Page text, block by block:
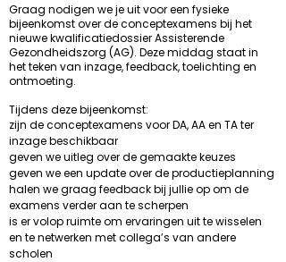
Graag nodigen we je uit voor een fysieke
bijeenkomst over de conceptexamens bij het
nieuwe kwalificatiedossier Assisterende
Gezondheidszorg (AG). Deze middag staat in
het teken van inzage, feedback, toelichting en
ontmoeting.
Tijdens deze bijeenkomst:
zijn de conceptexamens voor DA, AA en TA ter
inzage beschikbaar
geven we uitleg over de gemaakte keuzes
geven we een update over de productieplanning
halen we graag feedback bij jullie op om de
examens verder aan te scherpen
is er volop ruimte om ervaringen uit te wisselen
en te netwerken met collega’s van andere
scholen